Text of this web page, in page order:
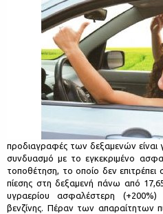
προδιαγραφές των δεξαμενών
συνδυασμό με το εγκεκριμένο
τοποθέτηση, το οποίο δεν
πίεσης στη δεξαμενή πάνω από
υγραερίου ασφαλέστερη
βενζίνης. Πέραν των απαραίτητων